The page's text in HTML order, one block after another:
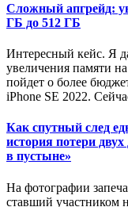
Сложный апгрейд:
ГБ до 512 ГБ
Интересный кейс. Я
увеличения памяти
пойдет о более
iPhone SE 2022.
Как спутный след
история потери
в пустыне»
На фотографии
ставший участником